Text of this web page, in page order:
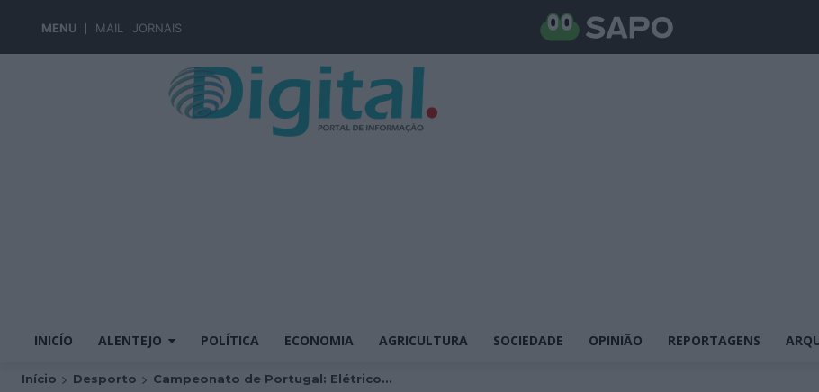
MENU MAIL JORNAIS
INICÍO ALENTEJO POLÍTICA ECONOMIA AGRICULTURA SOCIEDADE OPINIÃO REPORTAGENS
Início Desporto Campeonato de Portugal: Elétrico...